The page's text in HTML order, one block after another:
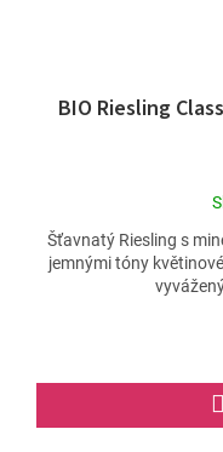
BIO Riesling
Šťavnatý Riesling s
jemnými tóny